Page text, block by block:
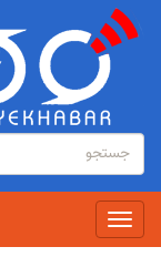
فرم
جستجو
جستجو
Toggle
navigation